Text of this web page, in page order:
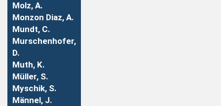
Molz, A.
Monzon Diaz, A.
Mundt, C.
Murschenhofer,
D.
Muth, K.
Müller, S.
Myschik, S.
Männel, J.